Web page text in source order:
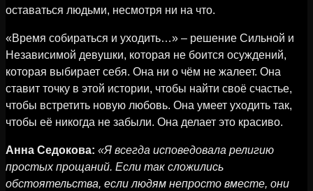
оставаться людьми, несмотря ни на что.
«Время собираться и уходить…» – решение Сильной и
Независимой девушки, которая не боится осуждений,
которая выбирает себя. Она ни о чём не жалеет. Она
ставит точку в этой истории, чтобы найти своё счастье,
чтобы встретить новую любовь. Она умеет уходить так,
чтобы её никогда не забыли. Она делает это красиво.
Анна Седокова: «Я всегда исповедовала религию
простых прощаний. Если так сложились
обстоятельства, если людям непросто вместе, они